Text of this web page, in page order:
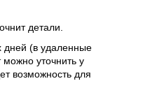
детали.
дней (в удаленные
уточнить у
возможность для